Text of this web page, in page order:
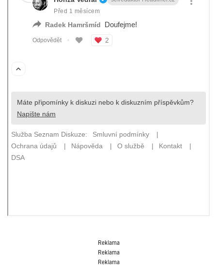
Reklama
Reklama
Reklama